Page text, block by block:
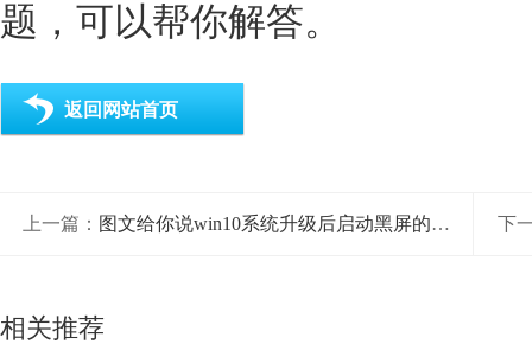
题，可以帮你解答。
返回网站首页
上一篇： 图文给你说win10系统升级后启动黑屏的完全解决手法 下
相关推荐